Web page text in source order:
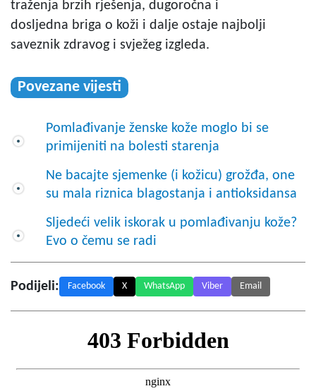
traženja brzih rješenja, dugoročna i
dosljedna briga o koži i dalje ostaje najbolji
saveznik zdravog i svježeg izgleda.
Povezane vijesti
Pomlađivanje ženske kože moglo bi se
primijeniti na bolesti starenja
Ne bacajte sjemenke (i kožicu) grožđa, one
su mala riznica blagostanja i antioksidansa
Sljedeći velik iskorak u pomlađivanju kože?
Evo o čemu se radi
Podijeli: Facebook X WhatsApp Viber Email